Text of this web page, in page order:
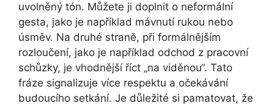
uvolněný tón. Můžete ji doplnit o neformální
gesta, jako je například mávnutí rukou nebo
úsměv. Na druhé straně, při formálnějším
rozloučení, jako je například odchod z pracovní
schůzky, je vhodnější říct „na viděnou“. Tato
fráze signalizuje více respektu a očekávání
budoucího setkání. Je důležité si pamatovat, že